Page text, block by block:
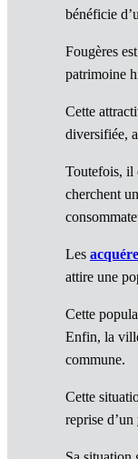
bénéficie
Fougères
patrimoine
Cette
diversifiée,
Toutefois, il
cherchent
Les
attire une
Cette
Enfin, la
commune.
Cette
reprise d’un